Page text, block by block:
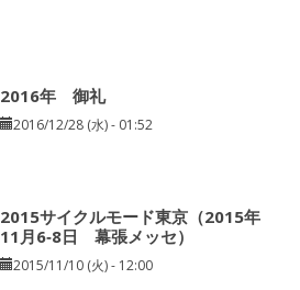
2016年 御礼
2016/12/28 (水) - 01:52
2015サイクルモード東京（2015年
11月6‐8日 幕張メッセ）
2015/11/10 (火) - 12:00